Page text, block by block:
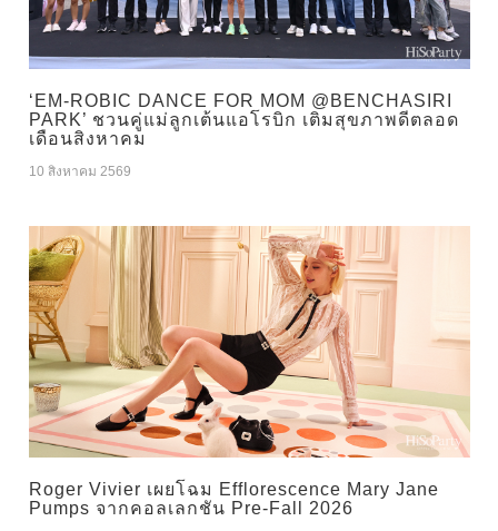
‘EM-ROBIC DANCE FOR MOM @BENCHASIRI
PARK’ ชวนคู่แม่ลูกเต้นแอโรบิก เติมสุขภาพดีตลอด
เดือนสิงหาคม
10 สิงหาคม 2569
Roger Vivier เผยโฉม Efflorescence Mary Jane
Pumps จากคอลเลกชัน Pre-Fall 2026